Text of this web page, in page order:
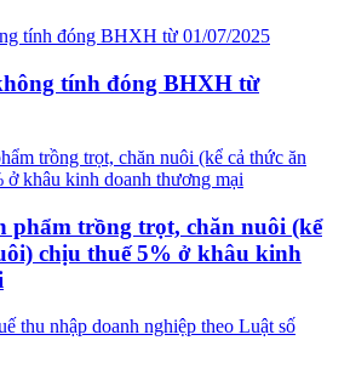
tính đóng BHXH từ
phẩm trồng trọt, chăn nuôi (kể
chịu thuế 5% ở khâu kinh